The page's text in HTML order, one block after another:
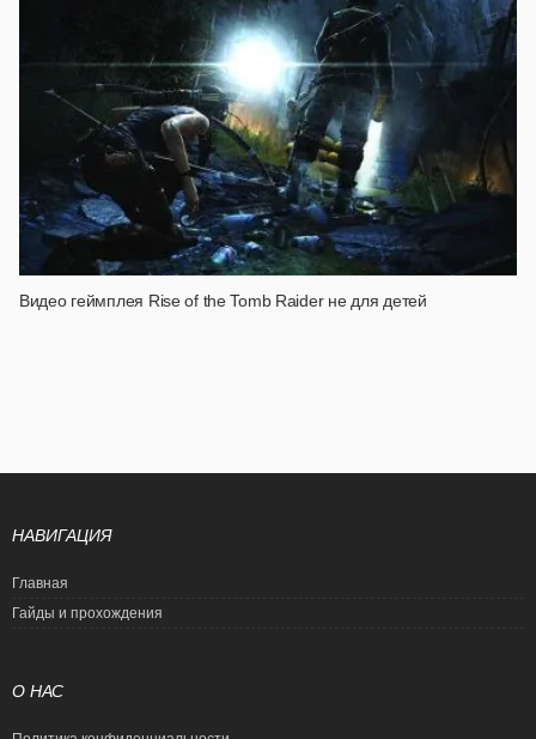
Видео геймплея Rise of the Tomb Raider не для детей
НАВИГАЦИЯ
Главная
Гайды и прохождения
О НАС